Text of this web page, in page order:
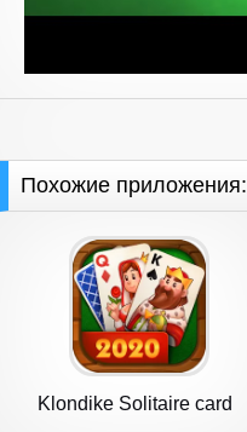
Похожие приложения:
Klondike Solitaire card